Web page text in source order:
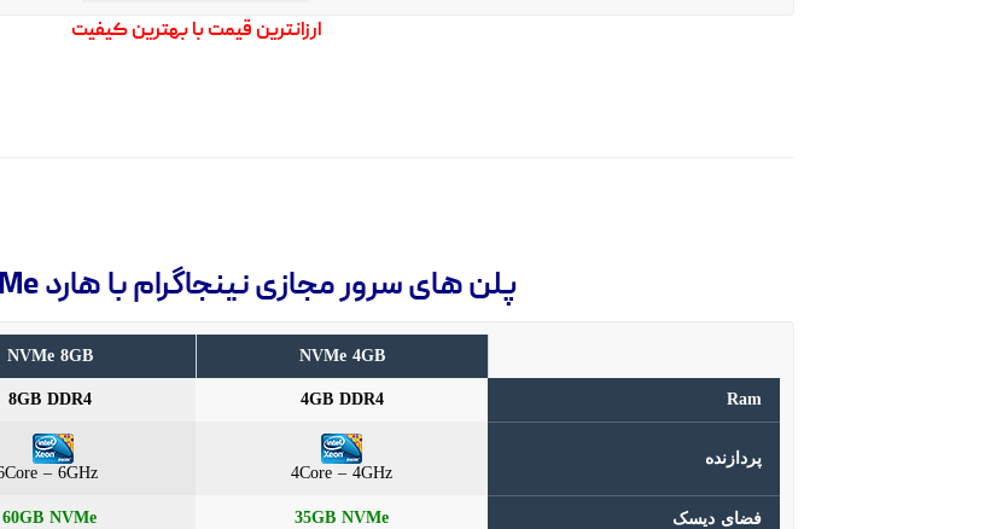
ارزانترین قیمت با بهترین کیفیت
پلن های سرور مجازی نینجاگرام با هارد NVMe فنلاند
NVMe 8GB NVMe 4GB
8GB DDR4 4GB DDR4 Ram
– 6GHz 4Core – 4GHz
پردازنده
60GB NVMe 35GB NVMe فضای دیسک